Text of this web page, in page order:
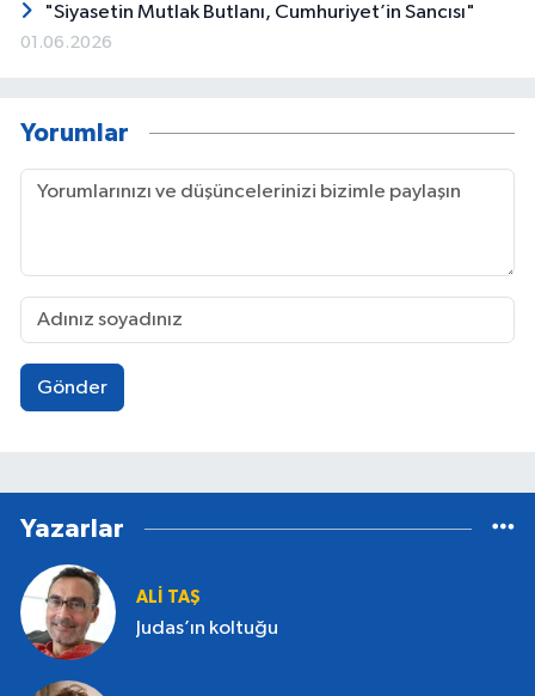
görevlendirmeler ile müdürlük bünyesinde
kamu hizmetinin ardından aynı kurumdan
ölçekte yayımlanan gazete ve dergilerde
köşe yazıları kaleme almaktadır. Toplumsal
"Siyasetin Mutlak Butlanı, Cumhuriyet’in Sancısı"
01.06.2026
Yorumlar
Gönder
Yazarlar
ALI TAŞ
Judas’ın koltuğu